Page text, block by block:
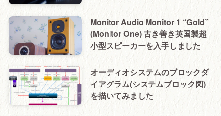
Monitor Audio Monitor 1 “Gold”
(Monitor One) 古き善き英国製超
小型スピーカーを入手しました
オーディオシステムのブロックダ
イアグラム(システムブロック図)
を描いてみました